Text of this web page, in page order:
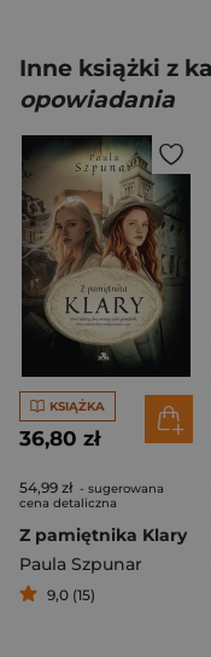
Inne książki z
opowiadania
KSIĄŻKA
36,80 zł
54,99 zł - sugerowana
cena detaliczna
Z pamiętnika Klary
Paula Szpunar
9,0 (15)